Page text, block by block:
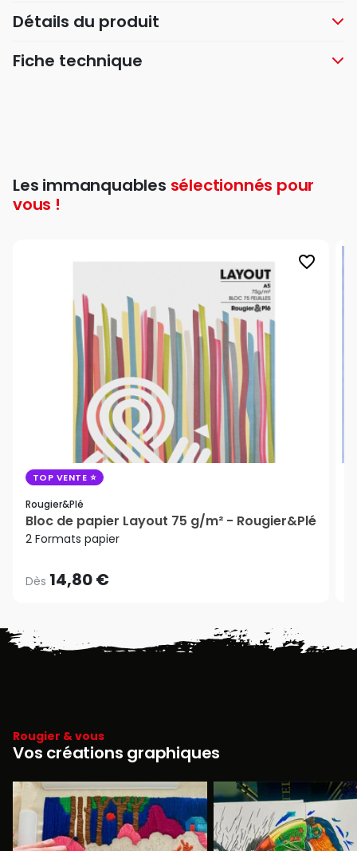
Détails du produit
Fiche technique
Les immanquables sélectionnés pour
vous !
favorite_border
TOP VENTE
Rougier&plé
Bloc de papier Layout 75 g/m² - Rougier&Plé
2 Formats papier
Dès 14,80 €
Rougier & vous
Vos créations graphiques